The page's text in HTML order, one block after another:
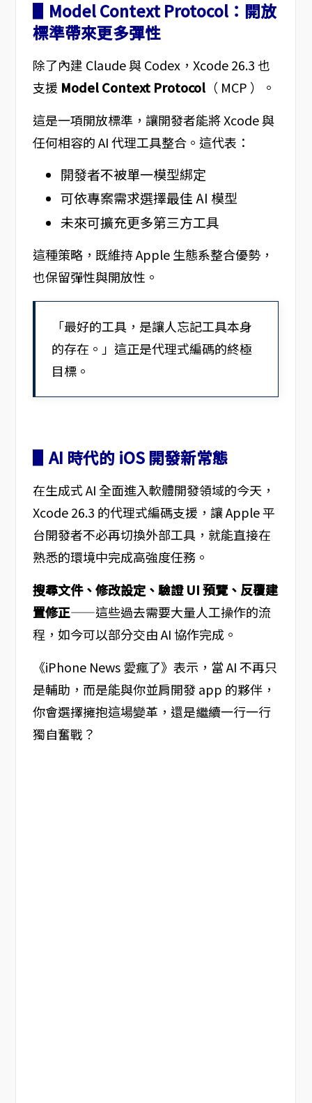
▋Model Context Protocol：開放
標準帶來更多彈性
除了內建 Claude 與 Codex，Xcode 26.3 也
支援 Model Context Protocol（ MCP ）。
這是一項開放標準，讓開發者能將 Xcode 與
任何相容的 AI 代理工具整合。這代表：
開發者不被單一模型綁定
可依專案需求選擇最佳 AI 模型
未來可擴充更多第三方工具
這種策略，既維持 Apple 生態系整合優勢，
也保留彈性與開放性。
「最好的工具，是讓人忘記工具本身
的存在。」這正是代理式編碼的終極
目標。
▋AI 時代的 iOS 開發新常態
在生成式 AI 全面進入軟體開發領域的今天，
Xcode 26.3 的代理式編碼支援，讓 Apple 平
台開發者不必再切換外部工具，就能直接在
熟悉的環境中完成高強度任務。
搜尋文件、修改設定、驗證 UI 預覽、反覆建
置修正——這些過去需要大量人工操作的流
程，如今可以部分交由 AI 協作完成。
《iPhone News 愛瘋了》表示，當 AI 不再只
是輔助，而是能與你並肩開發 app 的夥伴，
你會選擇擁抱這場變革，還是繼續一行一行
獨自奮戰？